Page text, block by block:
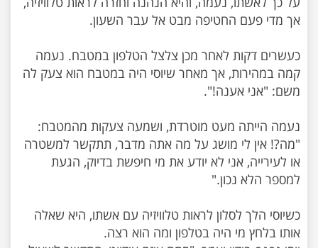
כעשרים דקות לאחר מכן צלצל הטלפון במטבח. נעמה
קמה במהירות, אך מאחר שיוסי היה במטבח הוא צעק לה
נעמה הייתה מעט מוטרדת, ושמעה צעקות מהמטבח:
"מה?! אין לי מושג על מה אתה מדבר, תתקשר למשטרה
או לעירייה, אני לא יודע את מי חיפשת בדיוק, הגעת
כשיוסי הלך לסלון לראות טלוויזיה עם אשתו, היא שאלה